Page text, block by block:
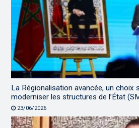
La Régionalisation avancée, un choix
moderniser les structures de l’État
23/06/2026